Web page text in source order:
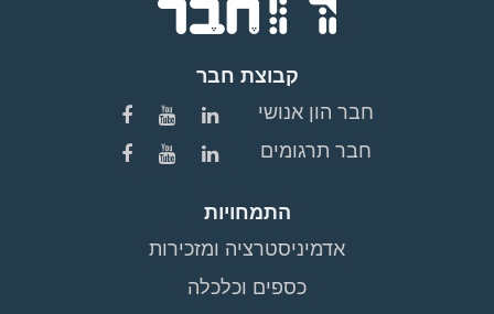
קבוצת חבר
חבר הון אנושי
חבר תרגומים
התמחויות
אדמיניסטרציה ומזכירות
כספים וכלכלה